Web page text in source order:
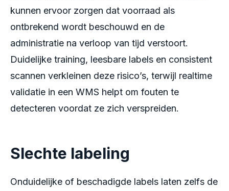
kunnen ervoor zorgen dat voorraad als
ontbrekend wordt beschouwd en de
administratie na verloop van tijd verstoort.
Duidelijke training, leesbare labels en consistent
scannen verkleinen deze risico’s, terwijl realtime
validatie in een WMS helpt om fouten te
detecteren voordat ze zich verspreiden.
Slechte labeling
Onduidelijke of beschadigde labels laten zelfs de